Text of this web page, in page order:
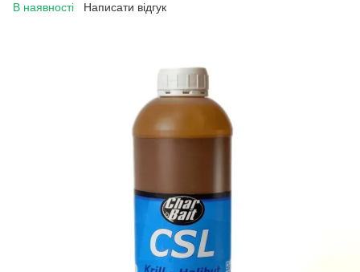
В наявності Написати відгук